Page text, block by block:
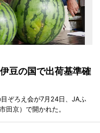
豆の国で出荷基準確
ぞろえ会が7月24日、JAふ
田京）で開かれた。